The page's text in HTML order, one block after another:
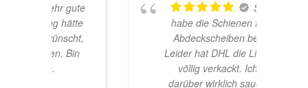
Soooo,
habe die Schienen für die
Abdeckscheiben bestellt.
Leider hat DHL die Lieferung
völlig verkackt. Ich war
darüber wirklich sauer, weil